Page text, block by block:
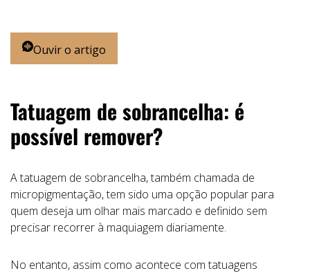
Ouvir o artigo
Tatuagem de sobrancelha: é
possível remover?
A tatuagem de sobrancelha, também chamada de
micropigmentação, tem sido uma opção popular para
quem deseja um olhar mais marcado e definido sem
precisar recorrer à maquiagem diariamente.
No entanto, assim como acontece com tatuagens